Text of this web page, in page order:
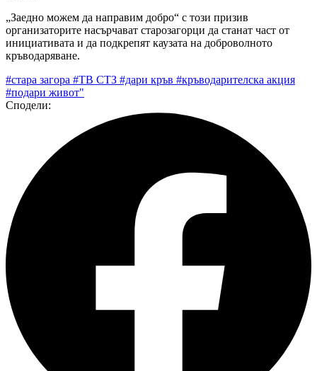
„Заедно можем да направим добро“ с този призив
организаторите насърчават старозагорци да станат част от
инициативата и да подкрепят каузата на доброволното
кръводаряване.
#стара загора #ТВ СТЗ #дари кръв #кръводарителска акция
#подари живот"
Сподели: